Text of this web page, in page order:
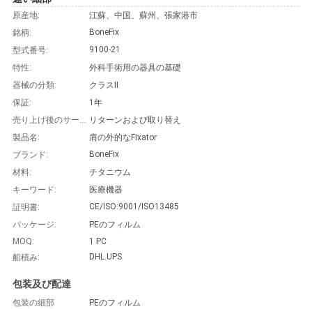
に
連
絡
し
な
さ
い
引
用
を
原産地:
江蘇、中国、蘇州、張家港市
銘柄:
BoneFix
型式番号:
9100-21
特性:
外科手術用の器具の基礎
器械の分類:
クラスII
保証:
1年
売り上げ後のサービス:
リターンおよび取り替え
製品名:
肩の外的なFixator
ブランド:
BoneFix
材料:
チタニウム
キーワード:
医療機器
証明書:
CE/ISO:9001/ISO13485
パッケージ:
PEのフィルム
MOQ:
1 PC
船積み:
DHL.UPS
包装及び配達
包装の細部
PEのフィルム